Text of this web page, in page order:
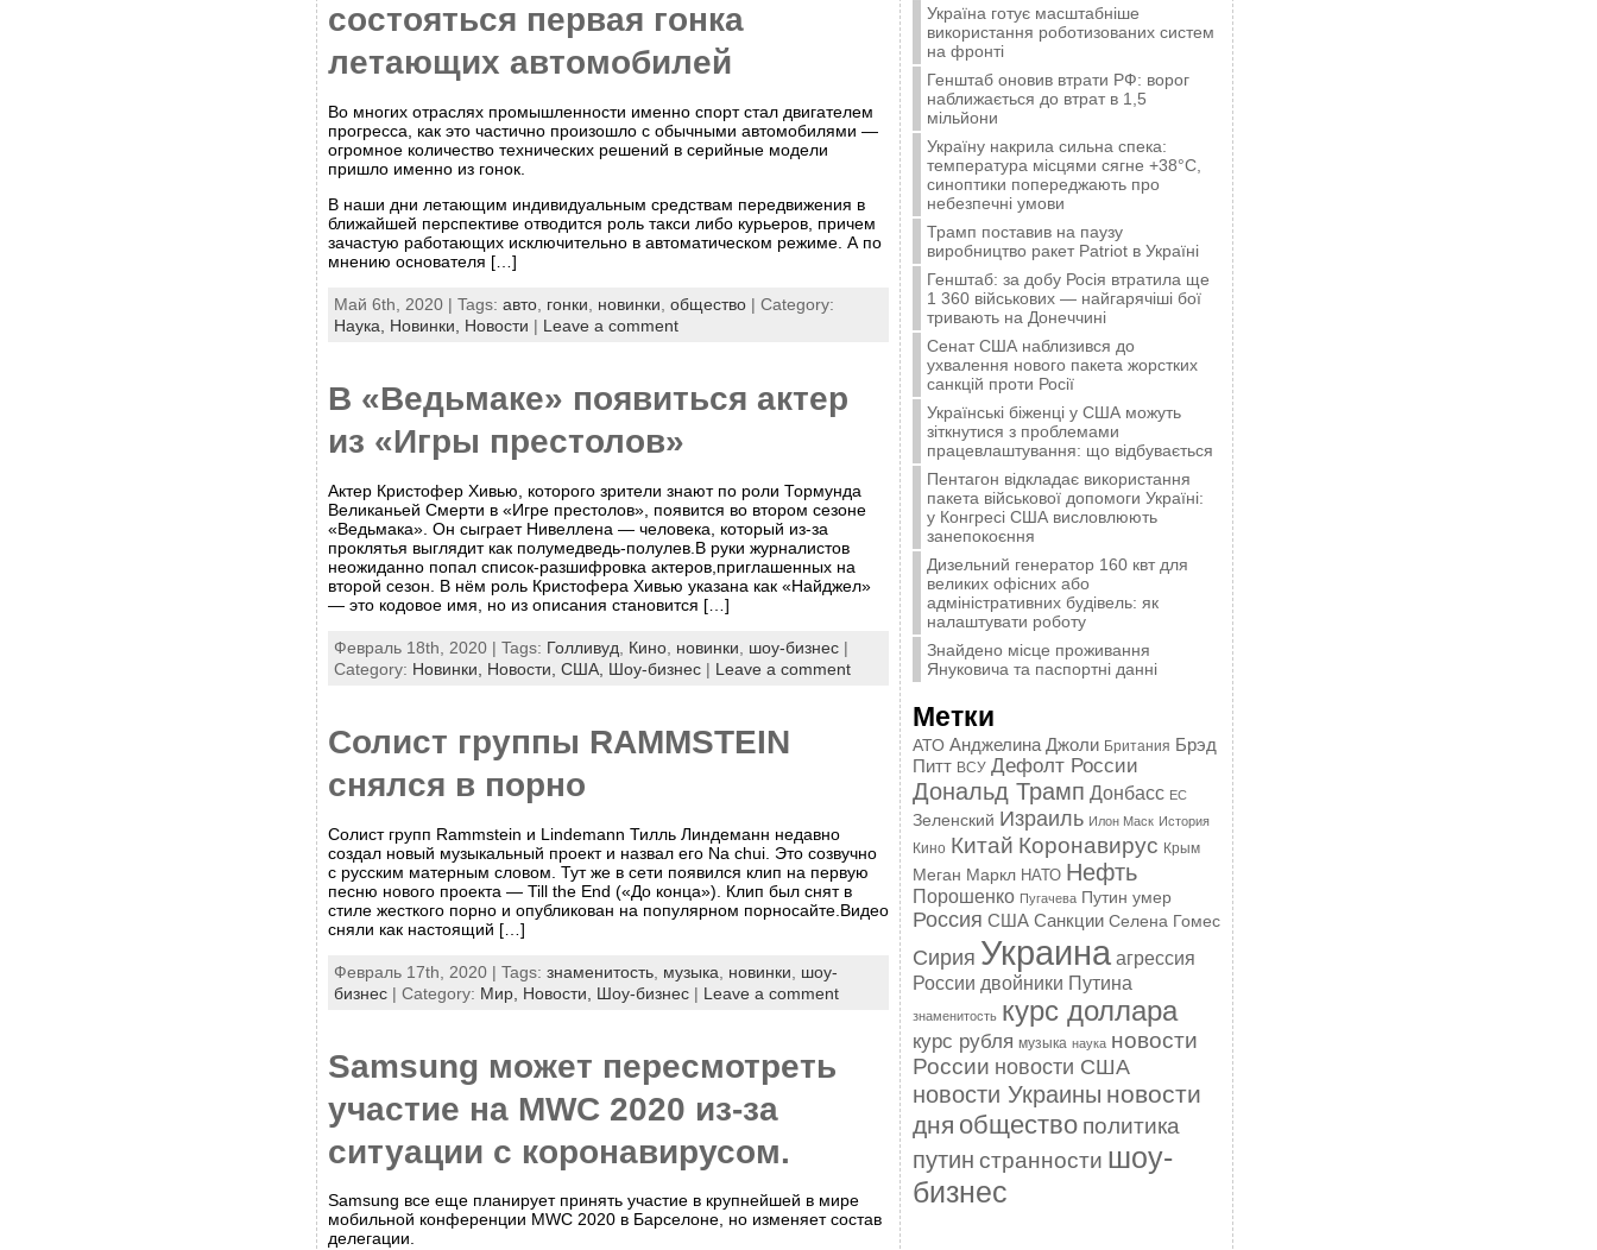
состояться первая гонка
летающих автомобилей
Во многих отраслях промышленности именно спорт стал двигателем
прогресса, как это частично произошло с обычными автомобилями —
огромное количество технических решений в серийные модели
пришло именно из гонок.
В наши дни летающим индивидуальным средствам передвижения в
ближайшей перспективе отводится роль такси либо курьеров, причем
зачастую работающих исключительно в автоматическом режиме. А по
мнению основателя […]
Май 6th, 2020 | Tags: авто, гонки, новинки, общество | Category:
Наука, Новинки, Новости | Leave a comment
В «Ведьмаке» появиться актер
из «Игры престолов»
Актер Кристофер Хивью, которого зрители знают по роли Тормунда
Великаньей Смерти в «Игре престолов», появится во втором сезоне
«Ведьмака». Он сыграет Нивеллена — человека, который из-за
проклятья выглядит как полумедведь-полулев.В руки журналистов
неожиданно попал список-разшифровка актеров,приглашенных на
второй сезон. В нём роль Кристофера Хивью указана как «Найджел»
— это кодовое имя, но из описания становится […]
Февраль 18th, 2020 | Tags: Голливуд Кино новинки шоу-бизнес |
Category: Новинки, Новости, США, Шоу-бизнес | Leave a comment
Солист группы RAMMSTEIN
снялся в порно
Солист групп Rammstein и Lindemann Тилль Линдеманн недавно
создал новый музыкальный проект и назвал его Na chui. Это созвучно
с русским матерным словом. Тут же в сети появился клип на первую
песню нового проекта — Till the End («До конца»). Клип был снят в
стиле жесткого порно и опубликован на популярном порносайте.Видео
сняли как настоящий […]
Февраль 17th, 2020 | Tags: знаменитость музыка новинки
шоу-
бизнес | Category: Мир, Новости, Шоу-бизнес | Leave a comment
Samsung может пересмотреть
участие на MWC 2020 из-за
ситуации с коронавирусом.
Samsung все еще планирует принять участие в крупнейшей в мире
мобильной конференции MWC 2020 в Барселоне, но изменяет состав
делегации.
Україна готує масштабніше
використання роботизованих систем
на фронті
Генштаб оновив втрати РФ: ворог
наближається до втрат в 1,5
мільйони
Україну накрила сильна спека:
температура місцями сягне +38°C,
синоптики попереджають про
небезпечні умови
Трамп поставив на паузу
виробництво ракет Patriot в Україні
Генштаб: за добу Росія втратила ще
1 360 військових — найгарячіші бої
тривають на Донеччині
Сенат США наблизився до
ухвалення нового пакета жорстких
санкцій проти Росії
Українські біженці у США можуть
зіткнутися з проблемами
працевлаштування: що відбувається
Пентагон відкладає використання
пакета військової допомоги Україні:
у Конгресі США висловлюють
занепокоєння
Дизельний генератор 160 квт для
великих офісних або
адміністративних будівель: як
налаштувати роботу
Знайдено місце проживання
Януковича та паспортні данні
Метки
АТО Анджелина Джоли Британия Брэд
Питт ВСУ Дефолт России
Дональд Трамп Донбасс ЕС
Зеленский Израиль Илон Маск История
Кино Китай Коронавирус Крым
Меган Маркл НАТО Нефть
Порошенко Пугачева Путин умер
Россия США Санкции Селена Гомес
Сирия Украина агрессия
России двойники Путина
знаменитость курс доллара
курс рубля музыка наука новости
России новости США
новости Украины новости
дня общество политика
путин странности шоу-
бизнес